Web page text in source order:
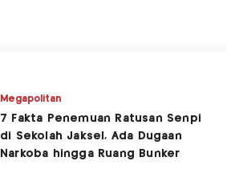
Megapolitan
7 Fakta Penemuan Ratusan Senpi
di Sekolah Jaksel, Ada Dugaan
Narkoba hingga Ruang Bunker